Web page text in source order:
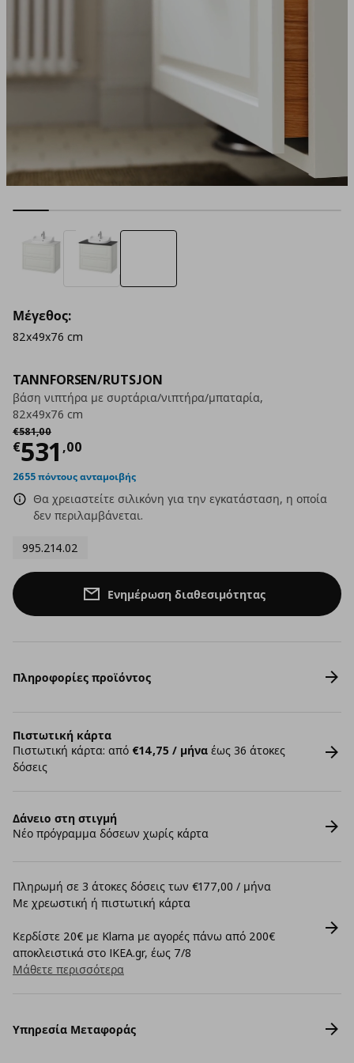
TANNFORSEN/RUTSJON
βάση νιπτήρα με συρτάρια/νιπτήρα/μπαταρία,
82x49x76 cm
€581,00
Αρχική τιμή
€531 ,00
Τρέχουσα τιμή
2655 πόντους ανταμοιβής
Θα χρειαστείτε σιλικόνη για την εγκατάσταση, η οποία
δεν περιλαμβάνεται.
995.214.02
Μέγεθος:
82x49x76 cm
Ενημέρωση διαθεσιμότητας
Πληροφορίες προϊόντος
Πιστωτική κάρτα
Πιστωτική κάρτα: από €14,75 / μήνα έως 36 άτοκες
δόσεις
Δάνειο στη στιγμή
Νέο πρόγραμμα δόσεων χωρίς κάρτα
Πληρωμή σε 3 άτοκες δόσεις των €177,00 / μήνα
Με χρεωστική ή πιστωτική κάρτα
Κερδίστε 20€ με Klarna με αγορές πάνω από 200€
αποκλειστικά στο IKEA.gr, έως 7/8
Μάθετε περισσότερα
Υπηρεσία Μεταφοράς